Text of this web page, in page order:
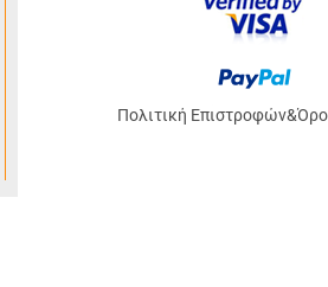
Πολιτική Επιστροφών&